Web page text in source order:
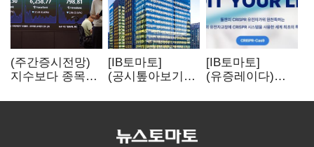
(주간증시전망)
지수보다 종목…
이어진다
[IB토마토]
(공시톺아보기)
바로 매출로
[IB토마토]
(유증레이다)
3분의 1 토막…